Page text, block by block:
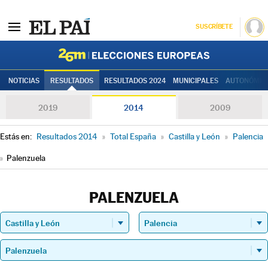
SUSCRÍBETE
NOTICIAS RESULTADOS RESULTADOS 2024 MUNICIPALES
2019 2014 2009
Estás en: Resultados 2014 » Total España » Castilla y León » Palencia
» Palenzuela
PALENZUELA